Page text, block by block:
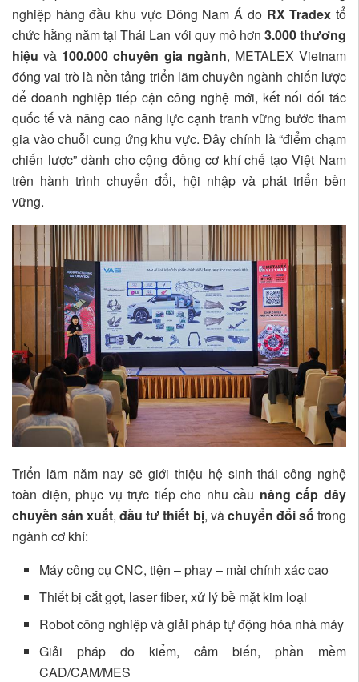
nghiệp hàng đầu khu vực Đông Nam Á do RX Tradex tổ
chức hằng năm tại Thái Lan với quy mô hơn 3.000 thương
hiệu và 100.000 chuyên gia ngành, METALEX Vietnam
đóng vai trò là nền tảng triển lãm chuyên ngành chiến lược
để doanh nghiệp tiếp cận công nghệ mới, kết nối đối tác
quốc tế và nâng cao năng lực cạnh tranh vững bước tham
gia vào chuỗi cung ứng khu vực. Đây chính là “điểm chạm
chiến lược” dành cho cộng đồng cơ khí chế tạo Việt Nam
trên hành trình chuyển đổi, hội nhập và phát triển bền
vững.
Triển lãm năm nay sẽ giới thiệu hệ sinh thái công nghệ
toàn diện, phục vụ trực tiếp cho nhu cầu nâng cấp dây
chuyền sản xuất,đầu tư thiết bị, vàchuyển đổi số trong
ngành cơ khí:
Máy công cụ CNC, tiện – phay – mài chính xác cao
Thiết bị cắt gọt, laser fiber, xử lý bề mặt kim loại
Robot công nghiệp và giải pháp tự động hóa nhà máy
Giải pháp đo kiểm, cảm biến, phần mềm
CAD/CAM/MES